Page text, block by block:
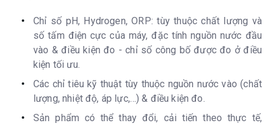
Chỉ số pH, Hydrogen, ORP: tùy thuộc chất lượng và
số tấm điện cực của máy, đặc tính nguồn nước đầu
vào & điều kiện đo - chỉ số công bố được đo ở điều
kiện tối ưu.
Các chỉ tiêu kỹ thuật tùy thuộc nguồn nước vào (chất
lượng, nhiệt độ, áp lực,…) & điều kiện đo.
Sản phẩm có thể thay đổi, cải tiến theo thực tế,